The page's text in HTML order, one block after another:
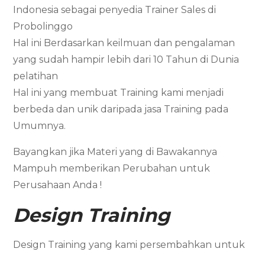
Indonesia sebagai penyedia Trainer Sales di
Probolinggo
Hal ini Berdasarkan keilmuan dan pengalaman
yang sudah hampir lebih dari 10 Tahun di Dunia
pelatihan
Hal ini yang membuat Training kami menjadi
berbeda dan unik daripada jasa Training pada
Umumnya.
Bayangkan jika Materi yang di Bawakannya
Mampuh memberikan Perubahan untuk
Perusahaan Anda !
Design Training
Design Training yang kami persembahkan untuk